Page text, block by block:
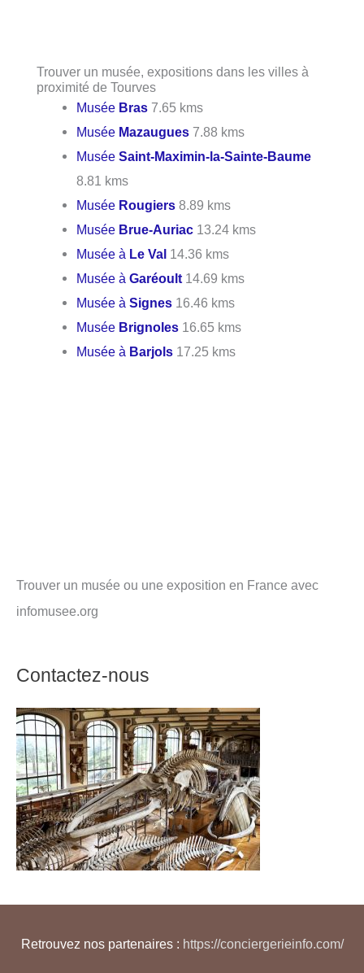
Trouver un musée, expositions dans les villes à
proximité de Tourves
Musée Bras 7.65 kms
Musée Mazaugues 7.88 kms
MuséeSaint-Maximin-la-Sainte-Baume
8.81 kms
Musée Rougiers 8.89 kms
Musée Brue-Auriac 13.24 kms
Musée à Le Val 14.36 kms
Musée àGaréoult 14.69 kms
Musée àSignes 16.46 kms
Musée Brignoles 16.65 kms
Musée à Barjols 17.25 kms
Trouver un musée ou une exposition en France avec
infomusee.org
Contactez-nous
Retrouvez nos partenaires : https://conciergerieinfo.com/